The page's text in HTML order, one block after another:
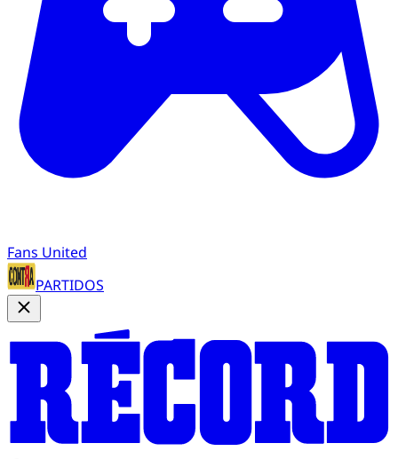
Fans United
PARTIDOS